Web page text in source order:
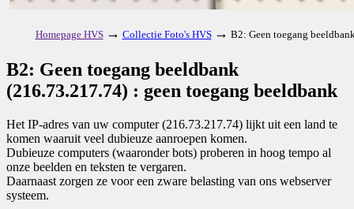
Homepage HVS → Collectie Foto's HVS → B2: Geen toegang
B2: Geen toegang beeldbank
(216.73.217.74) : geen toegang beeldbank
Het IP-adres van uw computer (216.73.217.74) lijkt uit een land te
komen waaruit veel dubieuze aanroepen komen.
Dubieuze computers (waaronder bots) proberen in hoog tempo al
onze beelden en teksten te vergaren.
Daarnaast zorgen ze voor een zware belasting van ons webserver
systeem.